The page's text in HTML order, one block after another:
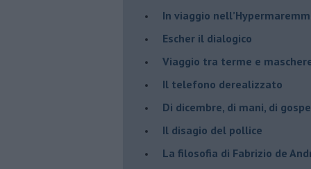
In viaggio
​Escher il dialogico
​Viaggio tra terme e
Il telefono derealizzato
​Di dicembre, di mani, di
​Il disagio del pollice
​La filosofia di Fabrizio de